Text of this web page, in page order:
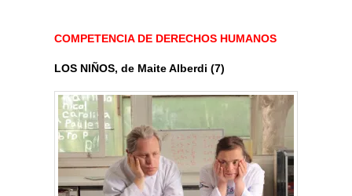
COMPETENCIA DE DERECHOS HUMANOS
LOS NIÑOS, de Maite Alberdi (7)